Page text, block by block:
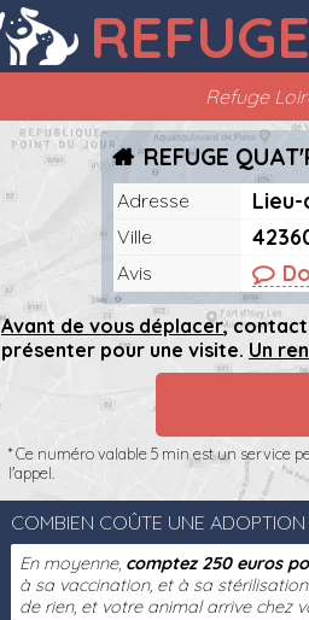
REFUGE
Refuge
REFUGE
Adresse
Ville
Avis
Avant de vous déplacer,
présenter pour une visite. Un
* Ce numéro valable 5 min est un service
l'appel.
COMBIEN COÛTE UNE
En moyenne, comptez 250 euros
à sa vaccination, et à sa stérilisation.
de rien, et votre animal arrive chez